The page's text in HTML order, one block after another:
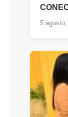
5 agosto,